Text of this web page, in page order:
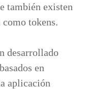
también existen
tokens.
desarrollado
en
aplicación